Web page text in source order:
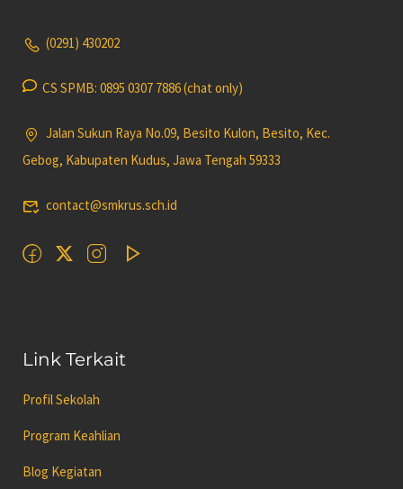
(0291) 430202
CS SPMB: 0895 0307 7886 (chat only)
Jalan Sukun Raya No.09, Besito Kulon, Besito, Kec.
Gebog, Kabupaten Kudus, Jawa Tengah 59333
contact@smkrus.sch.id
Link Terkait
Profil Sekolah
Program Keahlian
Blog Kegiatan